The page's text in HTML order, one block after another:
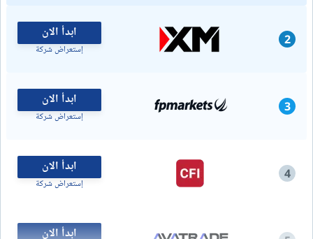
2 ابدأ الان
إستعراض شركة
3 ابدأ الان
إستعراض شركة
4 ابدأ الان
إستعراض شركة
ابدأ الان